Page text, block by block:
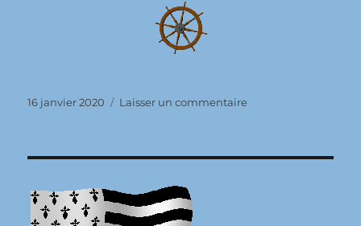
Publié
16 janvier 2020 Laisser un commentairesur